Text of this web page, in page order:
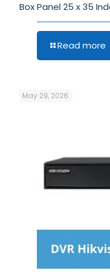
Box Panel 25 x 35
Read more
May 29, 2026